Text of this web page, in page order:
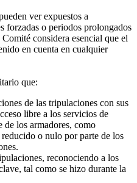
ver expuestos a
forzadas o periodos prolongados
considera esencial que el
en cuenta en cualquier
que:
de las tripulaciones con sus
libre a los servicios de
de los armadores, como
o nulo por parte de los
reconociendo a los
tal como se hizo durante la